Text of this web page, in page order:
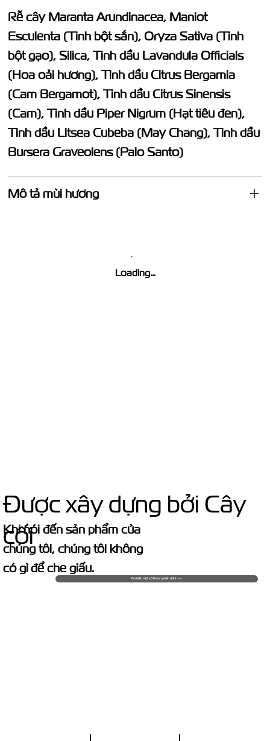
Được xây dựng bởi Cây
cối
Khi nói đến sản phẩm của
chúng tôi, chúng tôi không
có gì để che giấu.
Tìm hiểu một số thành phần chính -->
Rễ cây Maranta Arundinacea, Maniot
Esculenta (Tinh bột sắn), Oryza Sativa (Tinh
bột gạo), Silica, Tinh dầu Lavandula Officials
(Hoa oải hương), Tinh dầu Citrus Bergamia
(Cam Bergamot), Tinh dầu Citrus Sinensis
(Cam), Tinh dầu Piper Nigrum (Hạt tiêu đen),
Tinh dầu Litsea Cubeba (May Chang), Tinh dầu
Bursera Graveolens (Palo Santo)
Mô tả mùi hương
Loading…